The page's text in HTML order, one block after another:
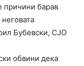
причини барав
Бубевски, СЈО
обвини дека